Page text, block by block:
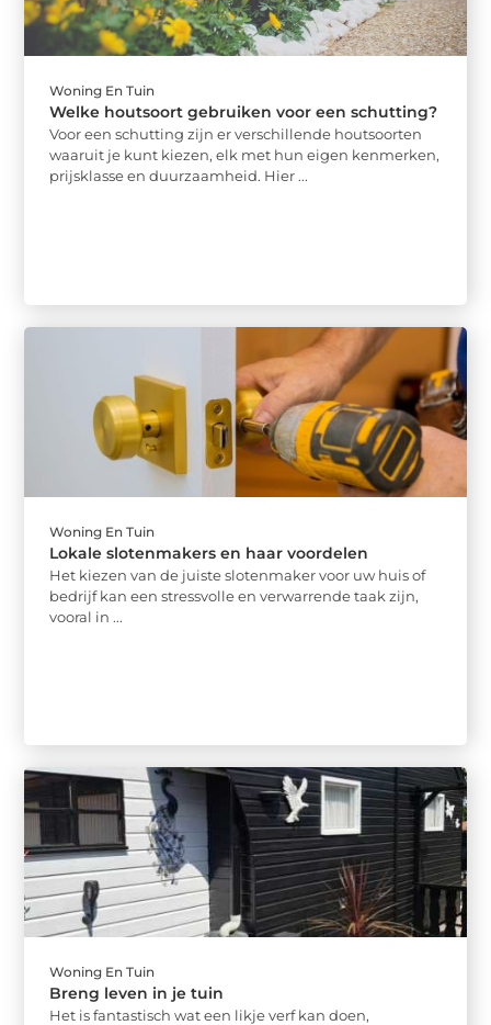
Woning En Tuin
Welke houtsoort gebruiken voor een schutting?
Voor een schutting zijn er verschillende houtsoorten
waaruit je kunt kiezen, elk met hun eigen kenmerken,
prijsklasse en duurzaamheid. Hier ...
Woning En Tuin
Lokale slotenmakers en haar voordelen
Het kiezen van de juiste slotenmaker voor uw huis of
bedrijf kan een stressvolle en verwarrende taak zijn,
vooral in ...
Woning En Tuin
Breng leven in je tuin
Het is fantastisch wat een likje verf kan doen,